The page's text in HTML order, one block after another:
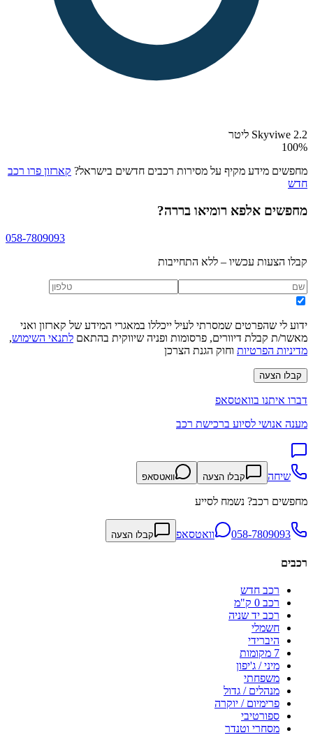
Skyviwe 2.2 ליטר
100%
מחפשים מידע מקיף על מסירות רכבים חדשים בישראל? קארזון פרו רכב
חדש
מחפשים אלפא רומיאו בררה?
058-7809093
קבלו הצעות עכשיו – ללא התחייבות
ידוע לי שהפרטים שמסרתי לעיל ייכללו במאגרי המידע של קארזון ואני
מאשר/ת קבלת דיוורים, פרסומות ופניה שיווקית בהתאם לתנאי השימוש,
מדיניות הפרטיות וחוק הגנת הצרכן
קבלו הצעה
דברו איתנו בוואטסאפ
מענה אנושי לסיוע ברכישת רכב
שיחה קבלו הצעה וואטסאפ
מחפשים רכב? נשמח לסייע
058-7809093 וואטסאפ קבלו הצעה
רכבים
רכב חדש
רכב 0 ק"מ
רכב יד שניה
חשמלי
היברידי
7 מקומות
מיני / ג'יפון
משפחתי
מנהלים / גדול
פרימיום / יוקרה
ספורטיבי
מסחרי וטנדר